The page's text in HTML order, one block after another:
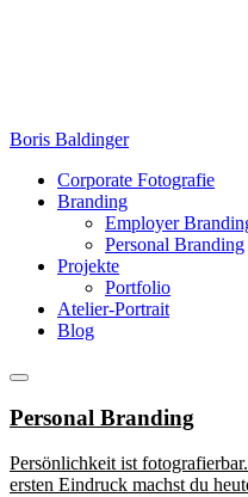
Boris Baldinger
Corporate Fotografie
Branding
Employer
Personal Branding
Projekte
Portfolio
Atelier-Portrait
Blog
Menü
Personal Branding
Persönlichkeit ist
ersten Eindruck machst du